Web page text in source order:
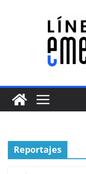
Reportajes